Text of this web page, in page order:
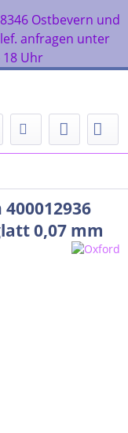
Ostbevern und
anfragen unter
18 Uhr
0,07 mm